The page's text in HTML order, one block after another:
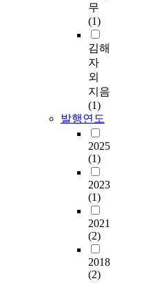
무
(1)
김해
자
외
지음
(1)
발행연도
2025
(1)
2023
(1)
2021
(2)
2018
(2)